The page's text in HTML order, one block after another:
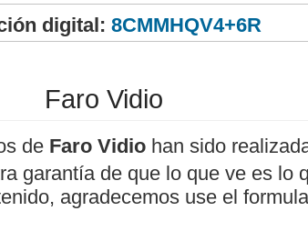
digital: 8CMMHQV4+6R
Faro Vidio
de Faro Vidio han sido
garantía de que lo que ve es lo
agradecemos use el